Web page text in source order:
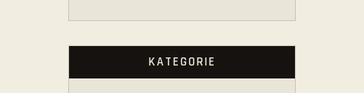
KATEGORIE